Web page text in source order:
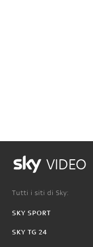
VIDEO
Tutti i siti di Sky:
SKY SPORT
SKY TG 24